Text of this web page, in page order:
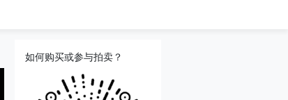
如何购买或参与拍卖？